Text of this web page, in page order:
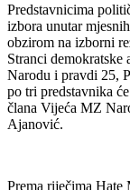
Predstavnicima
izbora unutar
obzirom na izborni
Stranci
Narodu i pravdi 25,
po tri predstavnika
člana Vijeća MZ
Ajanović.
Prema riječima